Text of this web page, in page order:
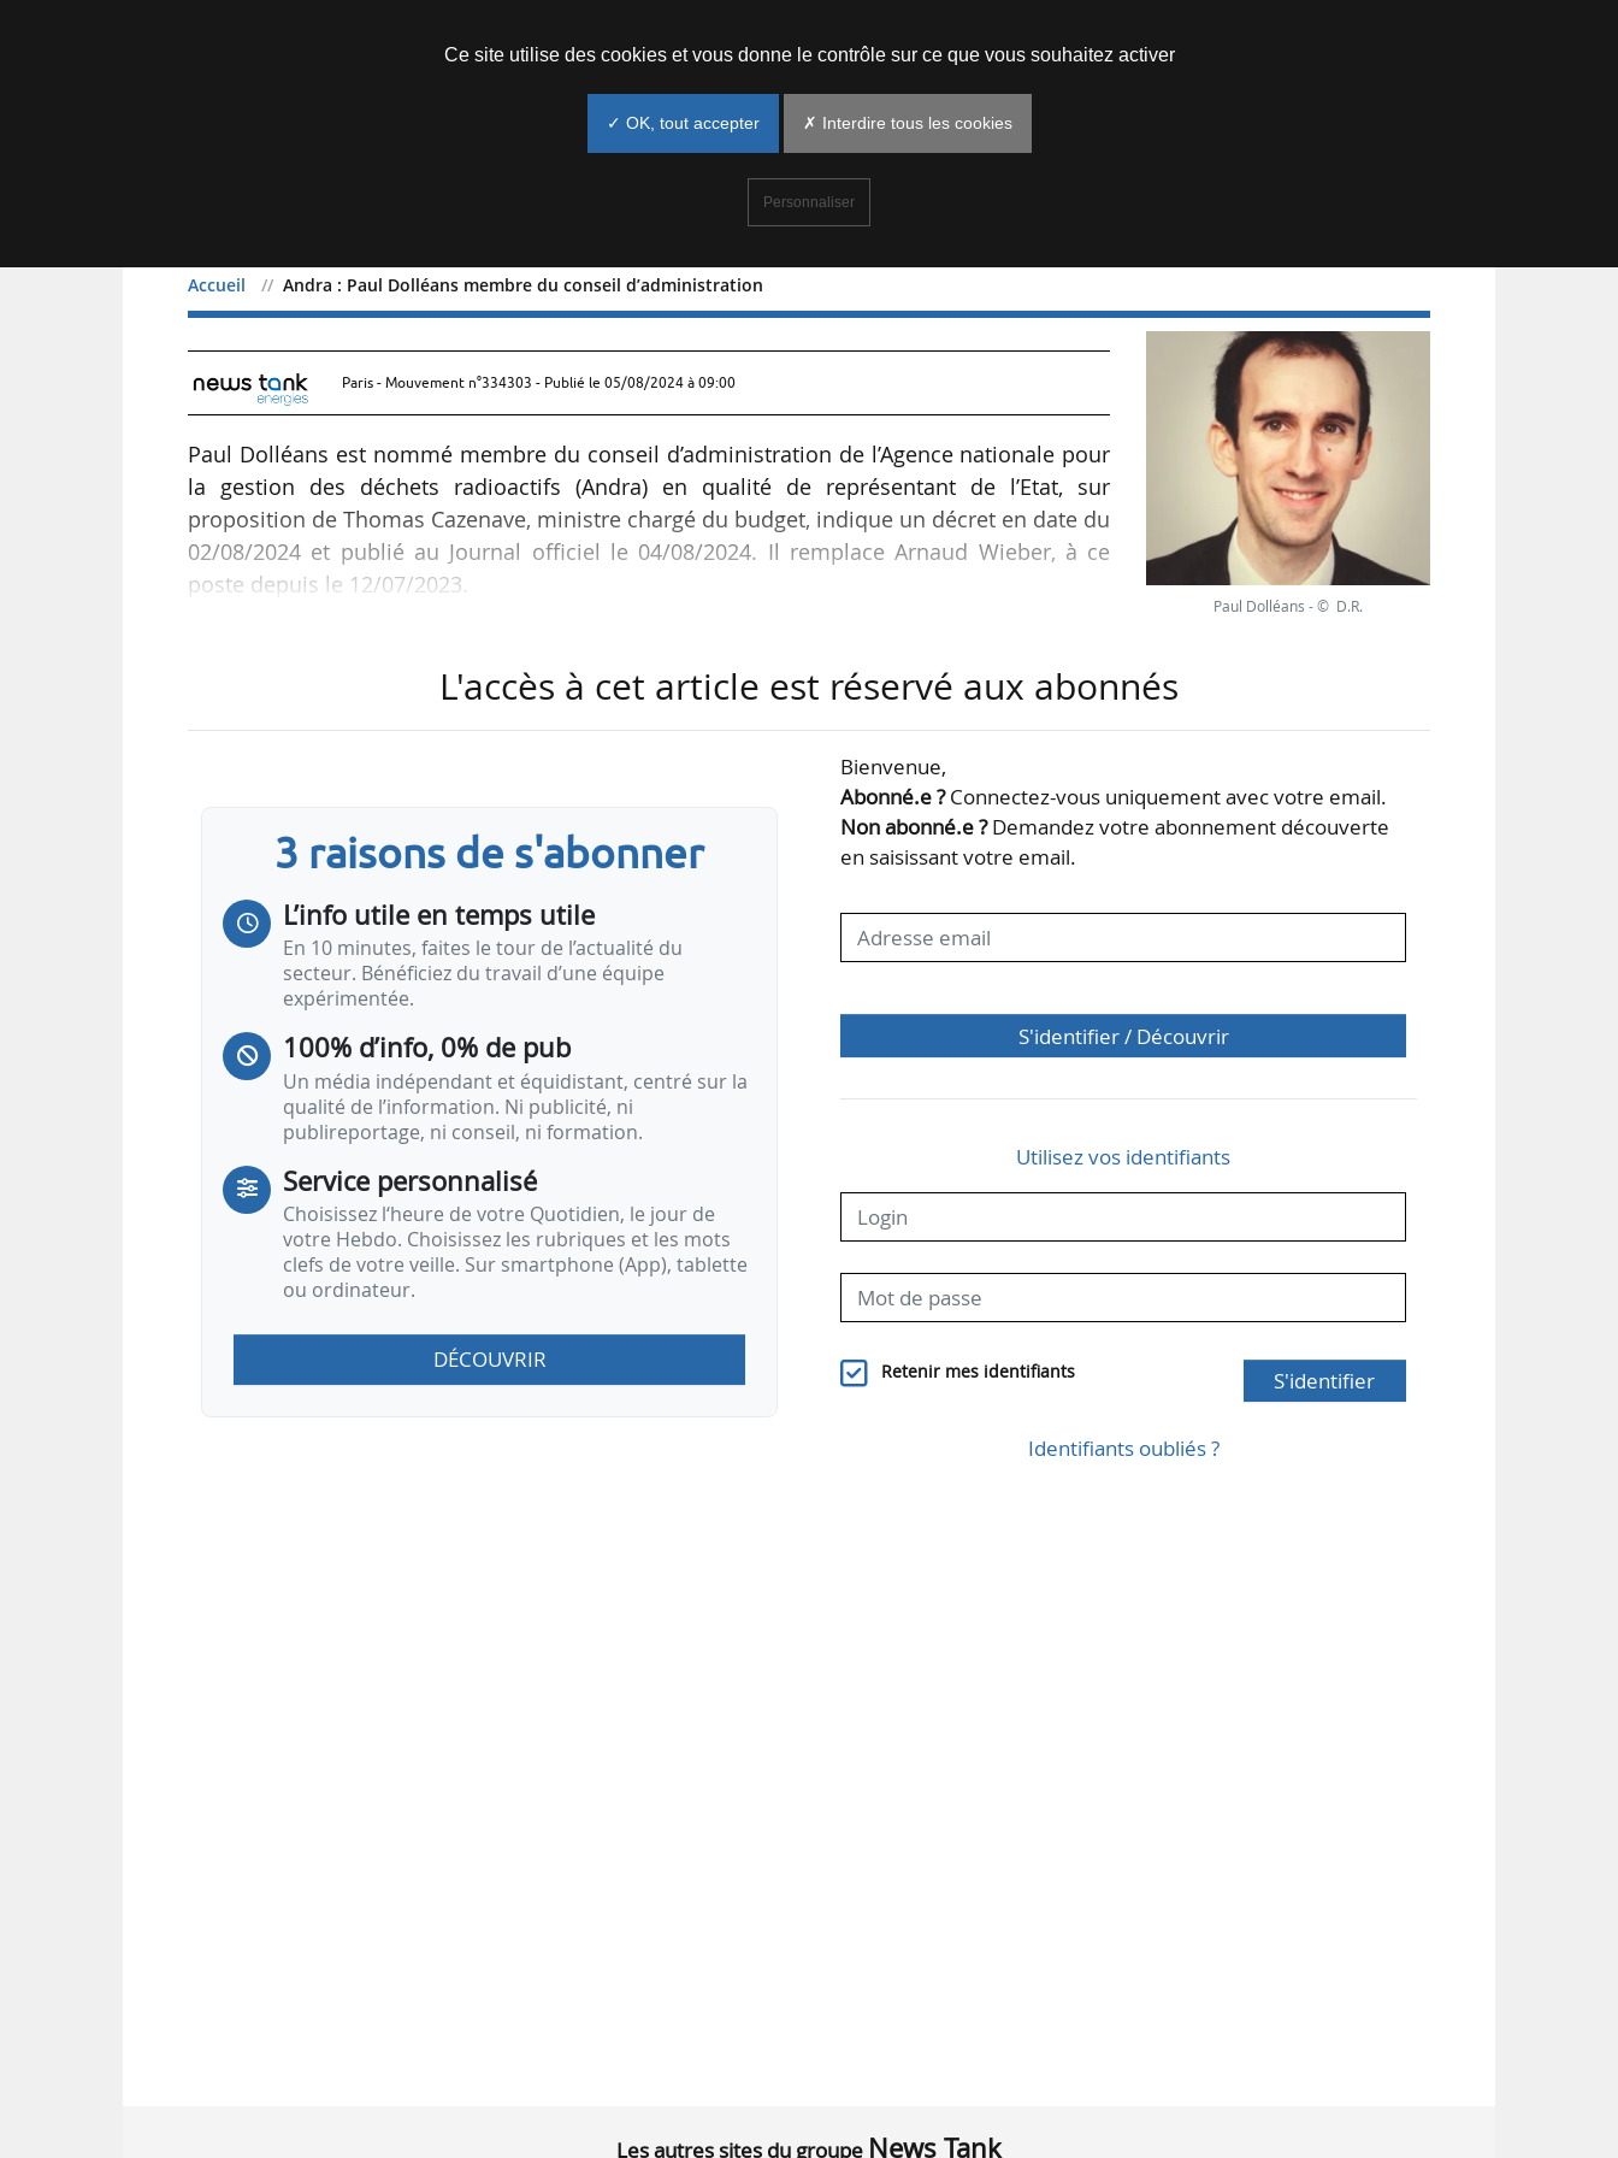
Accueil Andra : Paul Dolléans membre du conseil d’administration
Andra : Paul Dolléans membre du conseil d’administration
Paris - Mouvement n°334303 - Publié le 05/08/2024 à 09:00
Paul Dolléans est nommé membre du conseil d’administration de l’Agence nationale pour
la gestion des déchets radioactifs (Andra) en qualité de représentant de l’Etat, sur
proposition de Thomas Cazenave, ministre chargé du budget, indique un décret en date du
02/08/2024 et publié au Journal officiel le 04/08/2024. Il remplace Arnaud Wieber, à ce
poste depuis le 12/07/2023.
est plus spécifiquement adjoint au chef du bureau de l’énergie, des participations, de
Paul Dolléans - © D.R.
L'accès à cet article est réservé aux abonnés
3 raisons de s'abonner
L’info utile en temps utile
En 10 minutes, faites le tour de l’actualité du
secteur. Bénéficiez du travail d’une équipe
expérimentée.
100% d’info, 0% de pub
Un média indépendant et équidistant, centré sur la
qualité de l’information. Ni publicité, ni
publireportage, ni conseil, ni formation.
Service personnalisé
Choisissez l‘heure de votre Quotidien, le jour de
votre Hebdo. Choisissez les rubriques et les mots
clefs de votre veille. Sur smartphone (App), tablette
ou ordinateur.
DÉCOUVRIR
Bienvenue,
Abonné.e ?Connectez-vous uniquement avec votre email.
Non abonné.e ?Demandez votre abonnement découverte
en saisissant votre email.
S'identifier / Découvrir
Utilisez vos identifiants
Retenir mes identifiants S'identifier
Identifiants oubliés ?
Les autres sites du groupe News Tank
Ce site utilise des cookies et vous donne le contrôle sur ce que vous souhaitez activer
✓ OK, tout accepter ✗ Interdire tous les cookies
Personnaliser